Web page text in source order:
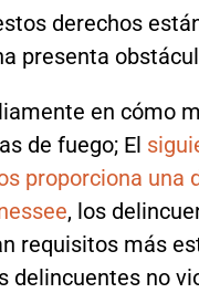
derechos
presenta
en cómo
de fuego; El
proporciona una
, los
requisitos más
delincuentes no